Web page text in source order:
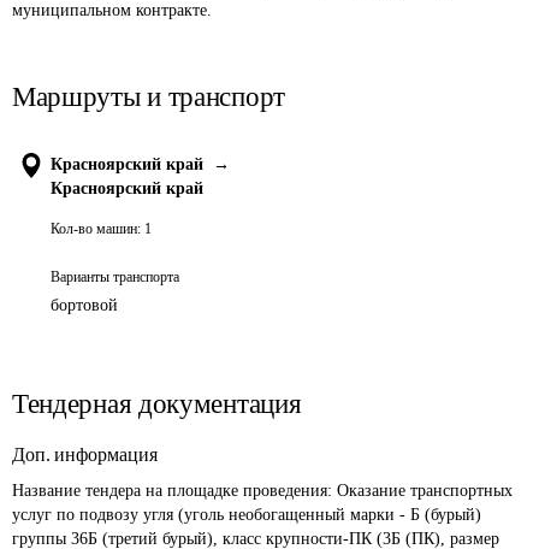
муниципальном контракте.
Маршруты и транспорт
Красноярский край
→
Красноярский край
Кол-во машин: 1
Варианты транспорта
бортовой
Тендерная документация
Доп. информация
Название тендера на площадке проведения: Оказание транспортных
услуг по подвозу угля (уголь необогащенный марки - Б (бурый)
группы 36Б (третий бурый), класс крупности-ПК (3Б (ПК), размер